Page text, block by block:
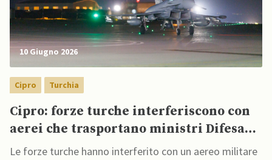
10 Giugno 2026
Cipro Turchia
Cipro: forze turche interferiscono con
aerei che trasportano ministri Difesa
UE nell’isola
Le forze turche hanno interferito con un aereo militare